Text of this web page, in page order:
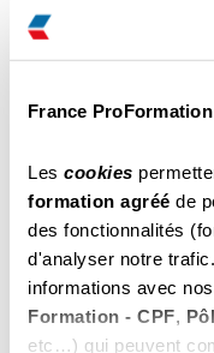
France
Les cookies
formation agréé de
des fonctionnalités
d'analyser notre
informations avec nos
Formation - CPF,
etc…) qui peuvent
Charleville-
du 02 au 03
Sedan
Il reste des
du 02 au 03
Saint-dizier